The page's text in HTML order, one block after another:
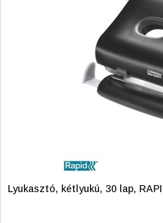
Lyukasztó, kétlyukú, 30 lap,